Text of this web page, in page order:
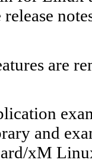
release
are
and
xM